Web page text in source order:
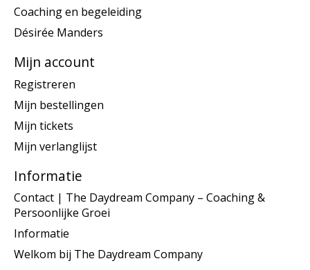
Coaching en begeleiding
Désirée Manders
Mijn account
Registreren
Mijn bestellingen
Mijn tickets
Mijn verlanglijst
Informatie
Contact | The Daydream Company – Coaching &
Persoonlijke Groei
Informatie
Welkom bij The Daydream Company